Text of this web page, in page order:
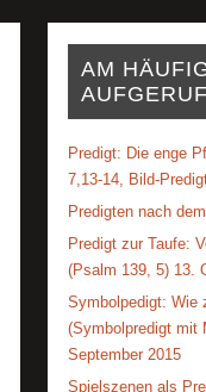
AM
Predigt: Die enge
7,13-14, Bild-
Predigten nach
Predigt zur Taufe:
(Psalm 139, 5) 13.
Symbolpedigt: Wie
(Symbolpredigt mit
September 2015
Spielszenen als